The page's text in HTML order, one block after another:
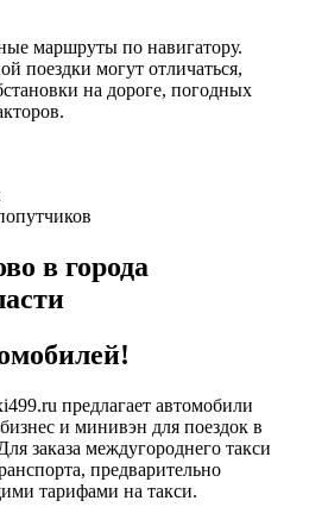
маршруты по навигатору.
поездки могут отличаться,
на дороге, погодных
в города
предлагает автомобили
и минивэн для поездок в
заказа междугороднего такси
предварительно
тарифами на такси.